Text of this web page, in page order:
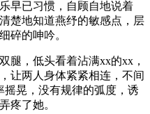
早已习惯，自顾自地说着
楚地知道燕纾的敏感点，层
碎的呻吟。
腿，低头看着沾满xx的xx，
让两人身体紧紧相连，不间
摇晃，没有规律的弧度，诱
疼了她。